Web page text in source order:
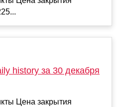
history за 30 декабря
Цена закрытия